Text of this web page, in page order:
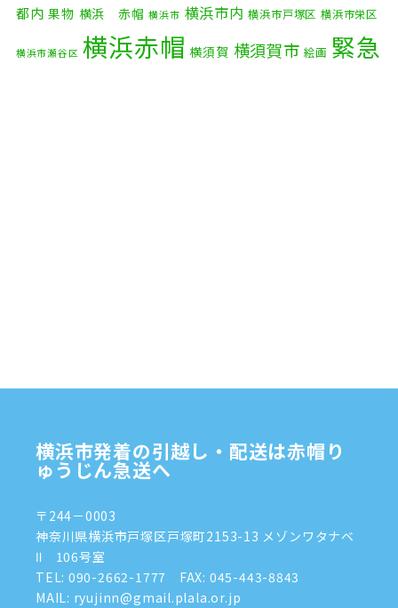
2025年8月(2)
2025年7月(6)
2024年9月(2)
2024年7月
(8)
2024年5月(2)
2024年4月
2024年3月(8)
都内 果物 横浜 赤帽 横浜市 横浜市内 横浜市戸塚区 横浜市栄区
横浜市瀬谷区 横浜赤帽 横須賀 横須賀市 絵画 緊急
横浜市発着の引越し・配送は赤帽り
ゅうじん急送へ
〒244－0003
神奈川県横浜市戸塚区戸塚町2153-13 メゾンワタナベ
Ⅱ 106号室
TEL: 090-2662-1777
FAX: 045-443-8843
MAIL: ryujinn@gmail.plala.or.jp